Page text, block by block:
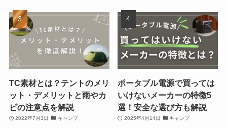
TC素材とは？テントのメリ
ット・デメリットと雨やカ
ビの注意点を解説
2022年7月3日 キャンプ
ポータブル電源で買っては
いけないメーカーの特徴5
選！安全な選び方も解説
2025年4月14日 キャンプ